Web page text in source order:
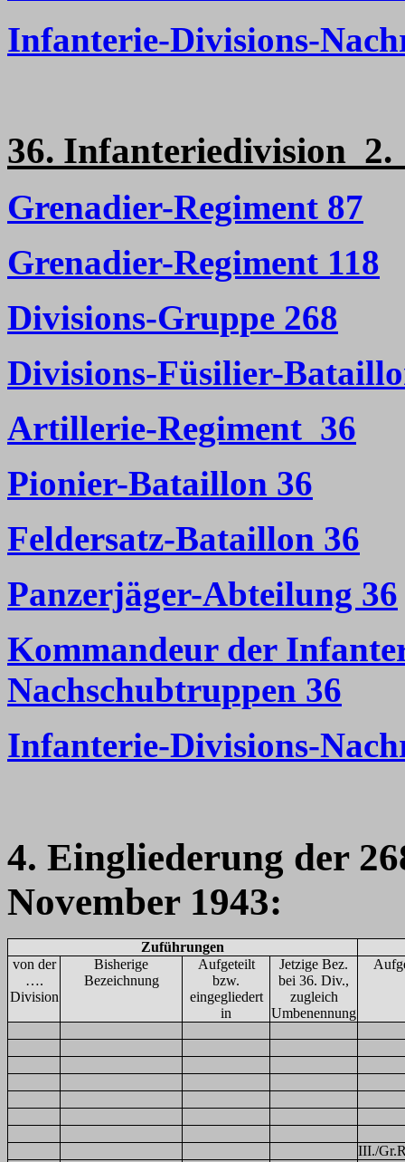
Infanterie-Divisions-
36. Infanteriedivision 2.
Grenadier-Regiment 87
Grenadier-Regiment 118
Divisions-Gruppe 268
Divisions-Füsilier-
Artillerie-Regiment 36
Pionier-Bataillon 36
Feldersatz-Bataillon 36
Panzerjäger-Abteilung 36
Kommandeur der
Nachschubtruppen 36
Infanterie-Divisions-
4. Eingliederung der
November 1943:
Zuführungen
von der
….
Division
Bisherige
Bezeichnung
Aufgeteilt
bzw.
eingegliedert
in
Jetzige Bez.
bei 36. Div.,
zugleich
Umbenennung
III./